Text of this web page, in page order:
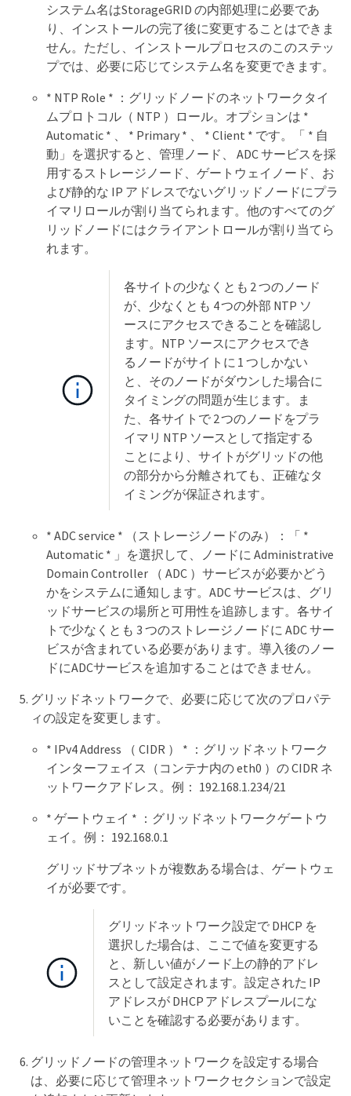
システム名はStorageGRID の内部処理に必要であ
り、インストールの完了後に変更することはできま
せん。ただし、インストールプロセスのこのステッ
プでは、必要に応じてシステム名を変更できます。
* NTP Role * ：グリッドノードのネットワークタイ
ムプロトコル（ NTP ）ロール。オプションは *
Automatic * 、 * Primary * 、 * Client * です。「 * 自
動」を選択すると、管理ノード、 ADC サービスを採
用するストレージノード、ゲートウェイノード、お
よび静的な IP アドレスでないグリッドノードにプラ
イマリロールが割り当てられます。他のすべてのグ
リッドノードにはクライアントロールが割り当てら
れます。
各サイトの少なくとも 2 つのノード
が、少なくとも 4 つの外部 NTP ソ
ースにアクセスできることを確認し
ます。NTP ソースにアクセスでき
るノードがサイトに 1 つしかない
と、そのノードがダウンした場合に
タイミングの問題が生じます。ま
た、各サイトで 2 つのノードをプラ
イマリ NTP ソースとして指定する
ことにより、サイトがグリッドの他
の部分から分離されても、正確なタ
イミングが保証されます。
* ADC service * （ストレージノードのみ）：「 *
Automatic * 」を選択して、ノードに Administrative
Domain Controller （ ADC ）サービスが必要かどう
かをシステムに通知します。ADC サービスは、グリ
ッドサービスの場所と可用性を追跡します。各サイ
トで少なくとも 3 つのストレージノードに ADC サー
ビスが含まれている必要があります。導入後のノー
ドにADCサービスを追加することはできません。
グリッドネットワークで、必要に応じて次のプロパテ
ィの設定を変更します。
* IPv4 Address （ CIDR ） * ：グリッドネットワーク
インターフェイス（コンテナ内の eth0 ）の CIDR ネ
ットワークアドレス。例： 192.168.1.234/21
* ゲートウェイ * ：グリッドネットワークゲートウ
ェイ。例： 192.168.0.1
グリッドサブネットが複数ある場合は、ゲートウェ
イが必要です。
グリッドネットワーク設定で DHCP を
選択した場合は、ここで値を変更する
と、新しい値がノード上の静的アドレ
スとして設定されます。設定された IP
アドレスが DHCP アドレスプールにな
いことを確認する必要があります。
グリッドノードの管理ネットワークを設定する場合
は、必要に応じて管理ネットワークセクションで設定